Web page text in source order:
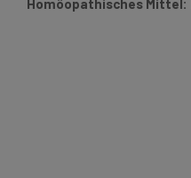
Homöopathisches Mittel: